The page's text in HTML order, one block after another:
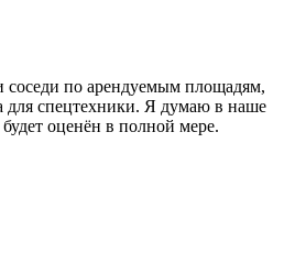
по арендуемым площадям,
для спецтехники. Я думаю в наше
оценён в полной мере.